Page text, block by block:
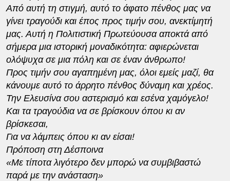
Από αυτή τη στιγμή, αυτό το άφατο πένθος μας να
γίνει τραγούδι και έπος προς τιμήν σου, ανεκτίμητή
μας. Αυτή η Πολιτιστική Πρωτεύουσα αποκτά από
σήμερα μια ιστορική μοναδικότητα: αφιερώνεται
ολόψυχα σε μια πόλη και σε έναν άνθρωπο!
Προς τιμήν σου αγαπημένη μας, όλοι εμείς μαζί, θα
κάνουμε αυτό το άρρητο πένθος δύναμη και χρέος.
Την Ελευσίνα σου αστερισμό και εσένα χαμόγελο!
Και τα τραγούδια να σε βρίσκουν όπου κι αν
βρίσκεσαι,
Για να λάμπεις όπου κι αν είσαι!
Πρόποση στη Δέσποινα
«Με τίποτα λιγότερο δεν μπορώ να συμβιβαστώ
παρά με την ανάσταση»